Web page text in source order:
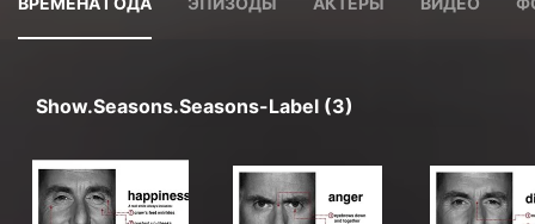
Show.seasons.seasons-Label (3)